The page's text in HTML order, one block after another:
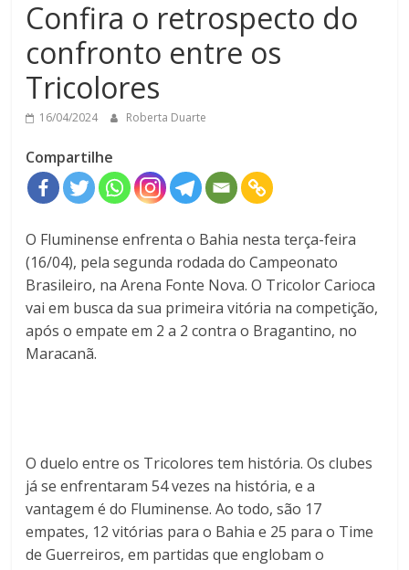
Confira o retrospecto do
confronto entre os
Tricolores
16/04/2024 Roberta Duarte
Compartilhe
O Fluminense enfrenta o Bahia nesta terça-feira
(16/04), pela segunda rodada do Campeonato
Brasileiro, na Arena Fonte Nova. O Tricolor Carioca
vai em busca da sua primeira vitória na competição,
após o empate em 2 a 2 contra o Bragantino, no
Maracanã.
O duelo entre os Tricolores tem história. Os clubes
já se enfrentaram 54 vezes na história, e a
vantagem é do Fluminense. Ao todo, são 17
empates, 12 vitórias para o Bahia e 25 para o Time
de Guerreiros, em partidas que englobam o